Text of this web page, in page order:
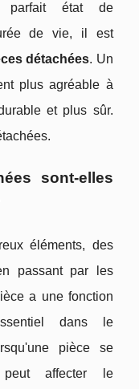
parfait état de
de vie, il est
détachées. Un
plus agréable à
et plus sûr.
sont-elles
éléments, des
passant par les
a une fonction
dans le
pièce se
affecter le